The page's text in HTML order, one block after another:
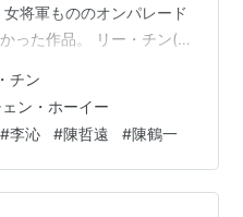
将軍もののオンパレード
った作品。 リー・チン(李
ってしまった。 今回、自
主演です。 チェン・ジャ
いです。 はじめまして
な。 今回お似合いだと思
・チンは成熟してこういう
チン
ン・ホーイー
#李沁 #陳哲遠 #陳鶴一